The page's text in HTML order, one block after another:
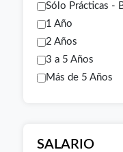
Sólo Prácticas -
1 Año
2 Años
3 a 5 Años
Más de 5 Años
SALARIO